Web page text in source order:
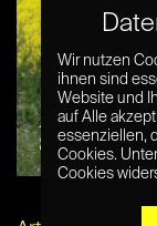
Stress im
Wir nutzen
ihnen sind
Website und
auf Alle
essenziellen,
Cookies.
Cookies